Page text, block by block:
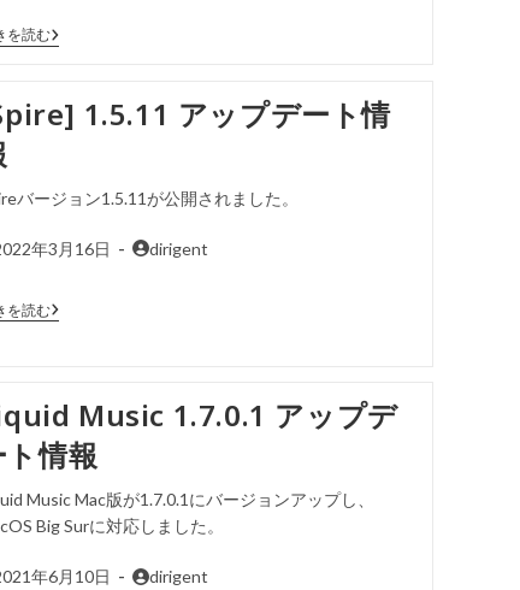
を読む
1.5.11 アップデート情
バージョン1.5.11が公開されました。
年3月16日 dirigent
を読む
Music 1.7.0.1 アップデ
ト情報
Music Mac版が1.7.0.1にバージョンアップし、
Big Surに対応しました。
年6月10日 dirigent